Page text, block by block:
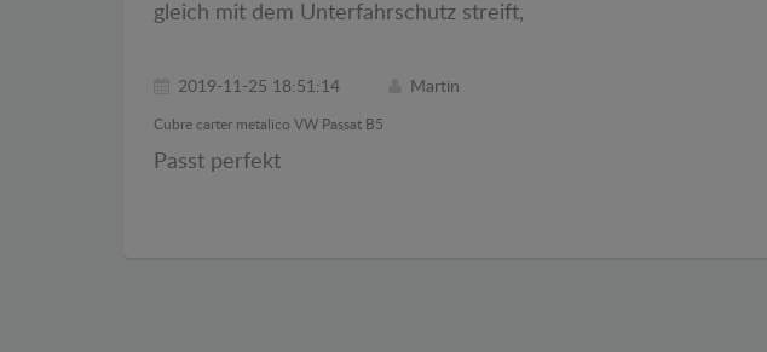
gleich mit dem Unterfahrschutz streift,
2019-11-25 18:51:14 Martin
Cubre carter metalico VW Passat B5
Passt perfekt